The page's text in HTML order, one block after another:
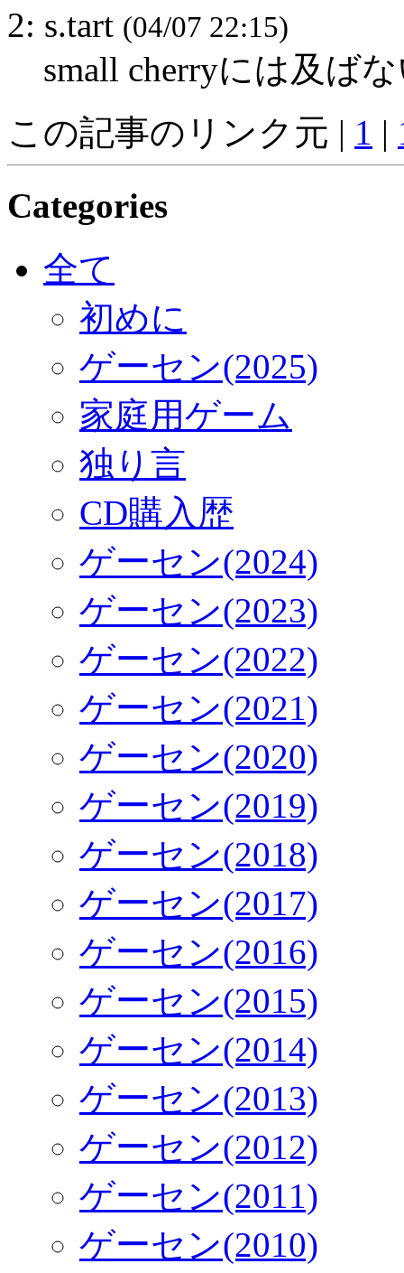
2: s.tart (04/07 22:15)
small cherryには及ば
この記事のリンク元 | 1 |
Categories
全て
初めに
ゲーセン(2025)
家庭用ゲーム
独り言
CD購入歴
ゲーセン(2024)
ゲーセン(2023)
ゲーセン(2022)
ゲーセン(2021)
ゲーセン(2020)
ゲーセン(2019)
ゲーセン(2018)
ゲーセン(2017)
ゲーセン(2016)
ゲーセン(2015)
ゲーセン(2014)
ゲーセン(2013)
ゲーセン(2012)
ゲーセン(2011)
ゲーセン(2010)